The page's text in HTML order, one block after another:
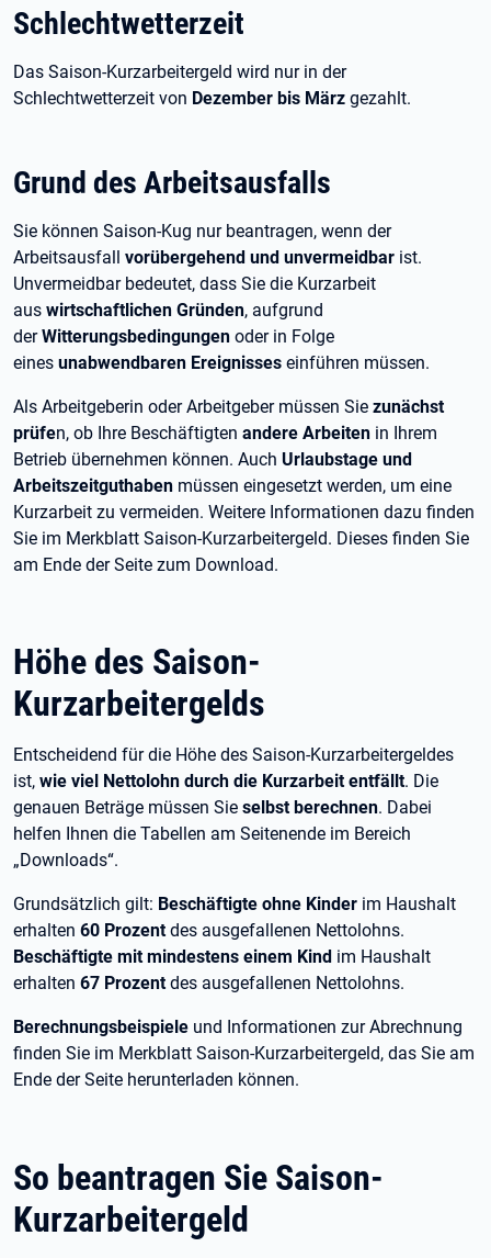
Schlechtwetterzeit
Das Saison-Kurzarbeitergeld wird nur in der
Schlechtwetterzeit von Dezember bis März gezahlt.
Grund des Arbeitsausfalls
Sie können Saison-Kug nur beantragen, wenn der
Arbeitsausfall vorübergehend und unvermeidbar ist.
Unvermeidbar bedeutet, dass Sie die Kurzarbeit
aus wirtschaftlichen Gründen, aufgrund
derWitterungsbedingungen oder in Folge
eines unabwendbaren Ereignisses einführen müssen.
Als Arbeitgeberin oder Arbeitgeber müssen Sie zunächst
prüfen, ob Ihre Beschäftigten andere Arbeiten in Ihrem
Betrieb übernehmen können. Auch Urlaubstage und
Arbeitszeitguthaben müssen eingesetzt werden, um eine
Kurzarbeit zu vermeiden. Weitere Informationen dazu finden
Sie im Merkblatt Saison-Kurzarbeitergeld. Dieses finden Sie
am Ende der Seite zum Download.
Höhe des Saison-
Kurzarbeitergelds
Entscheidend für die Höhe des Saison-Kurzarbeitergeldes
ist, wie viel Nettolohn durch die Kurzarbeit entfällt. Die
genauen Beträge müssen Sie selbst berechnen. Dabei
helfen Ihnen die Tabellen am Seitenende im Bereich
„Downloads“.
Grundsätzlich gilt: Beschäftigte ohne Kinder im Haushalt
erhalten 60 Prozentdes ausgefallenen Nettolohns.
Beschäftigte mit mindestens einem Kind im Haushalt
erhalten 67 Prozentdes ausgefallenen Nettolohns.
Berechnungsbeispiele und Informationen zur Abrechnung
finden Sie im Merkblatt Saison-Kurzarbeitergeld, das Sie am
Ende der Seite herunterladen können.
So beantragen Sie Saison-
Kurzarbeitergeld